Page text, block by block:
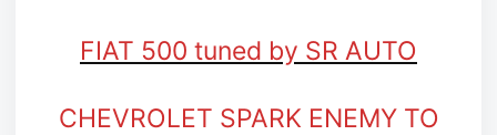
FIAT 500 tuned by SR AUTO
CHEVROLET SPARK ENEMY TO